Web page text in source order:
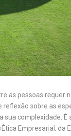
as pessoas requer
sobre as
complexidade. É
Empresarial: da